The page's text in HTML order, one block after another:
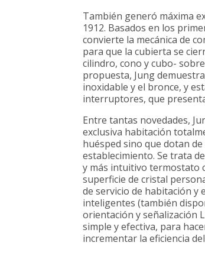
También generó máxima
1912. Basados en los
convierte la mecánica de
para que la cubierta se
cilindro, cono y cubo-
propuesta, Jung
inoxidable y el bronce, y
interruptores, que
Entre tantas novedades,
exclusiva habitación
huésped sino que dotan
establecimiento. Se trata
y más intuitivo termostato
superficie de cristal
de servicio de habitación y
inteligentes (también
orientación y señalización
simple y efectiva, para
incrementar la eficiencia